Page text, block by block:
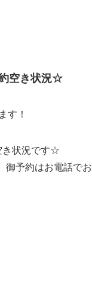
空き状況☆
す！
き状況です☆
御予約はお電話で